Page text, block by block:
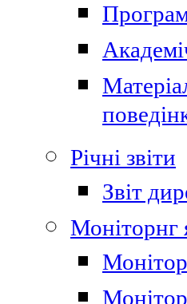
Річні звіти
Звіт
Моніторнг